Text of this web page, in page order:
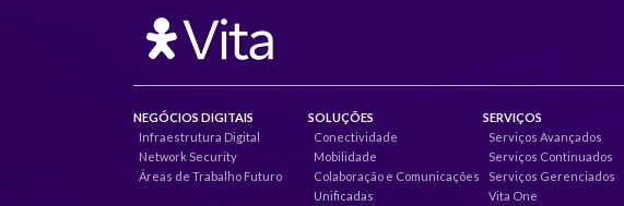
NEGÓCIOS DIGITAIS
Infraestrutura Digital
Network Security
Áreas de Trabalho Futuro
SOLUÇÕES
Conectividade
Mobilidade
Colaboração e Comunicações
Unificadas
SERVIÇOS
Serviços Avançados
Serviços Continuados
Serviços Gerenciados
Vita One